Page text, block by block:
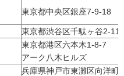
東京都中央区銀座7-9-18
東京都渋谷区千駄ヶ谷2-
東京都港区六本木1-8-7
アーク八木ヒルズ
兵庫県神戸市東灘区向洋町